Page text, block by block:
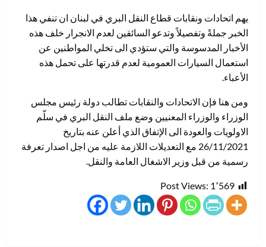
يهم اتحادات ونقابات قطاع النقل البري في لبنان ان تنفي هذا
الخبر جملةً وتفصيلاً وتدعو السائقين لعدم الانجرار خلف هذه
الأخبار المدسوسة والتي ستؤدي الى تخلي المواطنين عن
استعمال السيارات العمومية لعدم قدرتها على تحمل هذه
الأعباء.
ومن هنا فإن الاتحادات والنقابات تطالب دولة رئيس مجلس
الوزراء والوزراء المعنيين وضع ملف النقل البري في سلّم
الاولويات والعودة الى الإتفاق الذي أعلن عنه بتاريخ
26/11/2021 مع التعديلات اللازمة عليه من اجل اصدار تعرفة
رسمية من قبل وزير الاشغال العامة والنقل.
Post Views: 1٬569